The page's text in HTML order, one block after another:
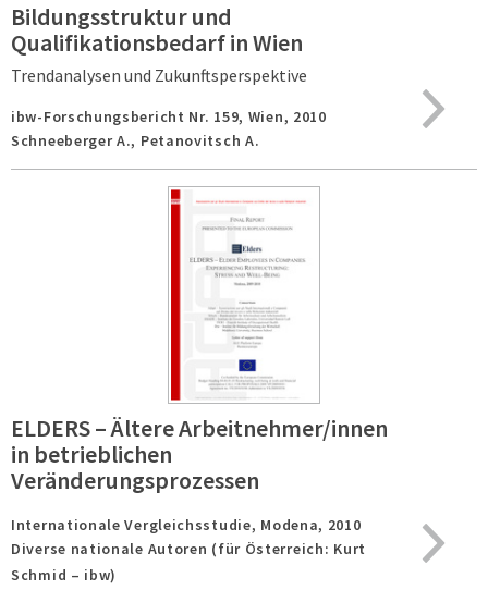
Bildungsstruktur und
Qualifikationsbedarf in Wien
Trendanalysen und Zukunftsperspektive
ibw-Forschungsbericht Nr. 159, Wien, 2010
Schneeberger A., Petanovitsch A.
ELDERS – Ältere Arbeitnehmer/innen
in betrieblichen
Veränderungsprozessen
Internationale Vergleichsstudie, Modena, 2010
Diverse nationale Autoren (für Österreich: Kurt
Schmid – ibw)